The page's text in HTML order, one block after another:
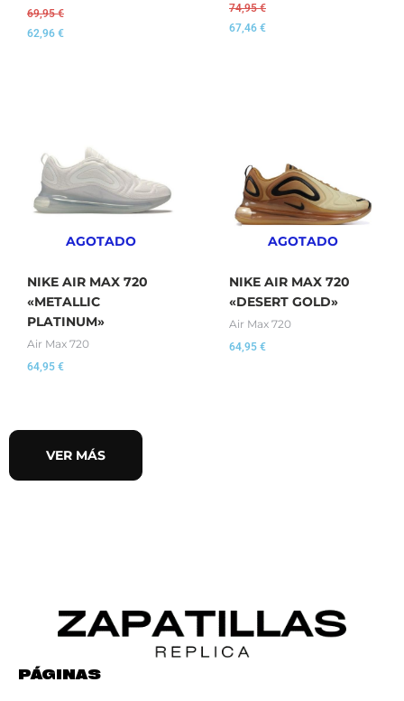
69,95€
62,96 €
74,95€
67,46 €
AGOTADO
NIKE AIR MAX 720
«METALLIC
PLATINUM»
Air Max 720
64,95 €
AGOTADO
NIKE AIR MAX 720
«DESERT GOLD»
Air Max 720
64,95 €
VER MÁS
PÁGINAS